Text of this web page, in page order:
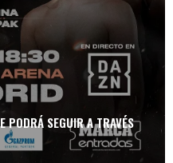
PODRÁ SEGUIR A TRAVÉS